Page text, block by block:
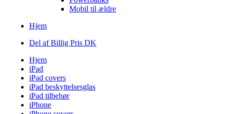
Mobil til ældre
Hjem
Del af Billig Pris DK
Hjem
iPad
iPad covers
iPad beskyttelsesglas
iPad tilbehør
iPhone